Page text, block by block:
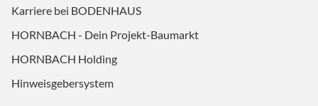
Karriere bei BODENHAUS
HORNBACH - Dein Projekt-Baumarkt
HORNBACH Holding
Hinweisgebersystem